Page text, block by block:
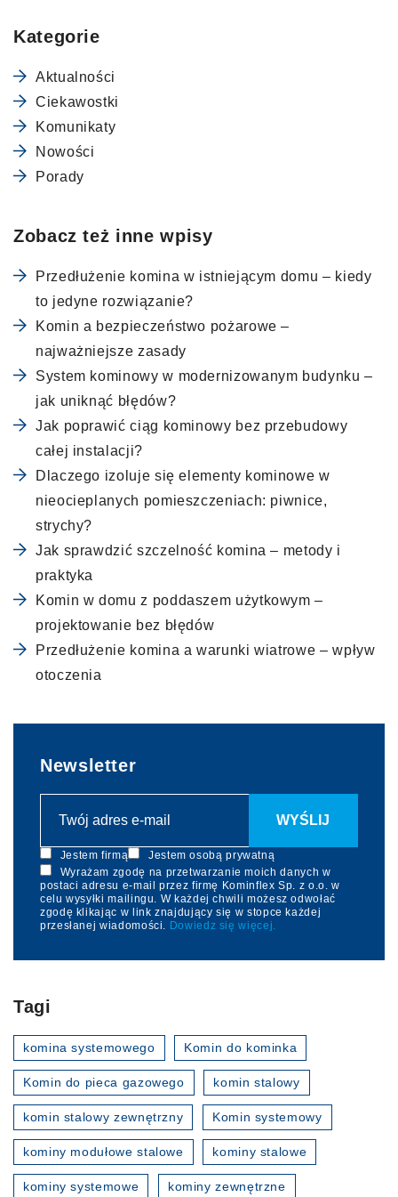
Kategorie
Aktualności
Ciekawostki
Komunikaty
Nowości
Porady
Zobacz też inne wpisy
Przedłużenie komina w istniejącym domu – kiedy
to jedyne rozwiązanie?
Komin a bezpieczeństwo pożarowe –
najważniejsze zasady
System kominowy w modernizowanym budynku –
jak uniknąć błędów?
Jak poprawić ciąg kominowy bez przebudowy
całej instalacji?
Dlaczego izoluje się elementy kominowe w
nieocieplanych pomieszczeniach: piwnice,
strychy?
Jak sprawdzić szczelność komina – metody i
praktyka
Komin w domu z poddaszem użytkowym –
projektowanie bez błędów
Przedłużenie komina a warunki wiatrowe – wpływ
otoczenia
Newsletter
Jestem firmą
Jestem osobą prywatną
Wyrażam zgodę na przetwarzanie moich danych w
postaci adresu e-mail przez firmę Kominflex Sp. z o.o. w
celu wysyłki mailingu. W każdej chwili możesz odwołać
zgodę klikając w link znajdujący się w stopce każdej
przesłanej wiadomości. Dowiedz się więcej.
Tagi
komina systemowego Komin do kominka
Komin do pieca gazowego komin stalowy
komin stalowy zewnętrzny Komin systemowy
kominy modułowe stalowe kominy stalowe
kominy systemowe kominy zewnętrzne